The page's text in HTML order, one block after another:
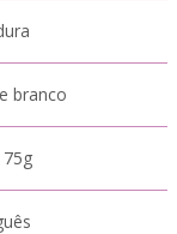
branco